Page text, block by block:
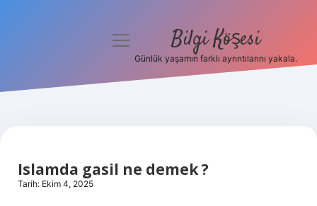
Hakkımızda
menüyü
Bilgi Köşesi
Günlük yaşamın farklı ayrıntılarını yakala.
Islamda gasil ne demek ?
Tarih: Ekim 4, 2025